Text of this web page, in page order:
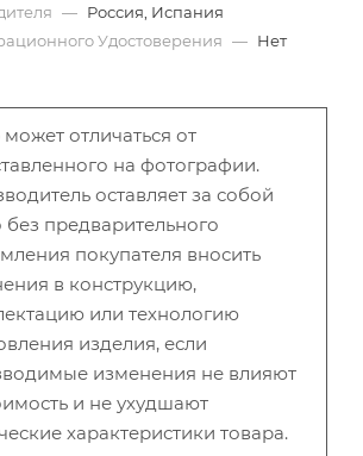
— Россия, Испания
Удостоверения — Нет
отличаться от
на фотографии.
оставляет за собой
без предварительного
покупателя вносить
в конструкцию,
или технологию
изделия, если
изменения не влияют
и не ухудшают
характеристики товара.